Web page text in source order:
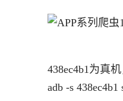
438ec4b1为真
adb -s 438ec4b1